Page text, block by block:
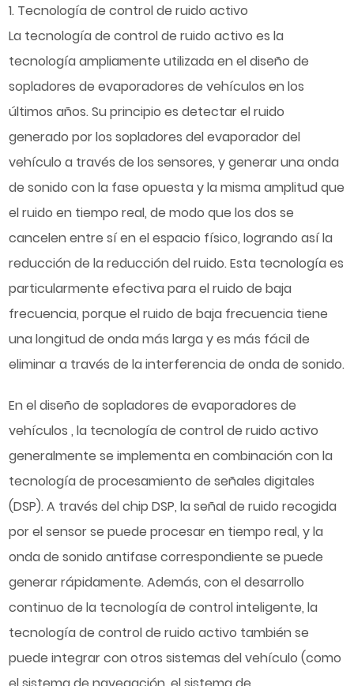
1. Tecnología de control de ruido activo
La tecnología de control de ruido activo es la
tecnología ampliamente utilizada en el diseño de
sopladores de evaporadores de vehículosen los
últimos años. Su principio es detectar el ruido
generado por los sopladores del evaporador del
vehículo a través de los sensores, y generar una onda
de sonido con la fase opuesta y la misma amplitud que
el ruido en tiempo real, de modo que los dos se
cancelen entre sí en el espacio físico, logrando así la
reducción de la reducción del ruido. Esta tecnología es
particularmente efectiva para el ruido de baja
frecuencia, porque el ruido de baja frecuencia tiene
una longitud de onda más larga y es más fácil de
eliminar a través de la interferencia de onda de sonido.
En el diseño desopladores de evaporadores de
vehículos, la tecnología de control de ruido activo
generalmente se implementa en combinación con la
tecnología de procesamiento de señales digitales
(DSP). A través del chip DSP, la señal de ruido recogida
por el sensor se puede procesar en tiempo real, y la
onda de sonido antifase correspondiente se puede
generar rápidamente. Además, con el desarrollo
continuo de la tecnología de control inteligente, la
tecnología de control de ruido activo también se
puede integrar con otros sistemas del vehículo (como